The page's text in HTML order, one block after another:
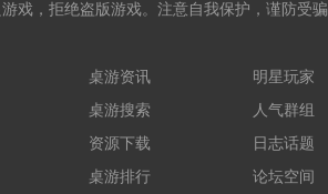
戏，拒绝盗版游戏。注意自我保护，谨防受
桌游资讯
桌游搜索
资源下载
桌游排行
明星玩家
人气群组
日志话题
论坛空间